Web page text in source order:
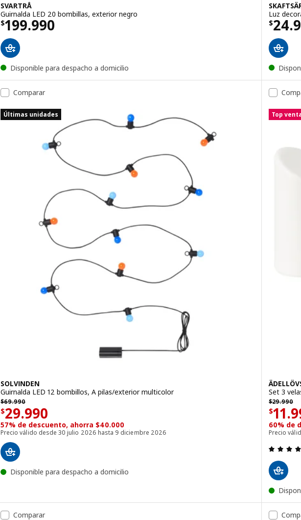
SVARTRÅ
Guirnalda LED 20 bombillas, exterior negro
$199.990
El precio $ 199990
Disponible para despacho a domicilio
Luz
$
El
Comparar
Últimas unidades
SOLVINDEN
Guirnalda LED 12 bombillos, A pilas/exterior multicolor
$69.990
$ 69990
$29.990
El precio $ 29990
57% de descuento, ahorra $40.000
Precio válido desde 30 julio 2026 hasta 9 diciembre 2026
Disponible para despacho a domicilio
Top
Set 3
$29.990
$ 29990
$
El
60% de
Precio
Comparar